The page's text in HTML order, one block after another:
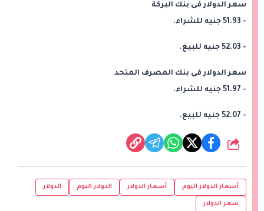
سعر الدولار فى بنك البركة
- 51.93 جنيه للشراء.
- 52.03 جنيه للبيع.
سعر الدولار فى بنك المصرف المتحد
- 51.97 جنيه للشراء.
- 52.07 جنيه للبيع.
شارك
أسعار الدولار اليوم أسعار الدولار الدولار اليوم الدولار
سعر الدولار